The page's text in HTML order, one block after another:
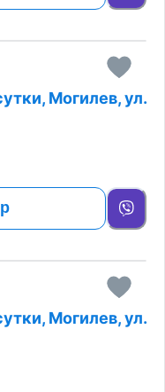
Могилев, ул.
Могилев, ул.